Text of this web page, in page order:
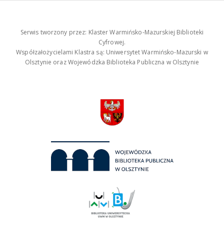
Serwis tworzony przez: Klaster Warmińsko-Mazurskiej Biblioteki
Cyfrowej.
Współzałożycielami Klastra są: Uniwersytet Warmińsko-Mazurski w
Olsztynie oraz Wojewódzka Biblioteka Publiczna w Olsztynie